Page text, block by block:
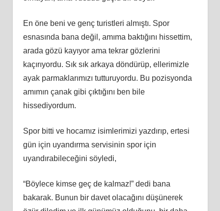
En öne beni ve genç turistleri almıştı. Spor
esnasında bana değil, amıma baktığını hissettim,
arada gözü kayıyor ama tekrar gözlerini
kaçırıyordu. Sık sık arkaya döndürüp, ellerimizle
ayak parmaklarımızı tutturuyordu. Bu pozisyonda
amımın çanak gibi çıktığını ben bile
hissediyordum.
Spor bitti ve hocamız isimlerimizi yazdırıp, ertesi
gün için uyandırma servisinin spor için
uyandırabileceğini söyledi,
“Böylece kimse geç de kalmaz!” dedi bana
bakarak. Bunun bir davet olacağını düşünerek